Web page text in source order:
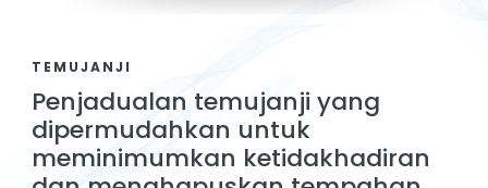
TEMUJANJI
Penjadualan temujanji yang
dipermudahkan untuk
meminimumkan ketidakhadiran